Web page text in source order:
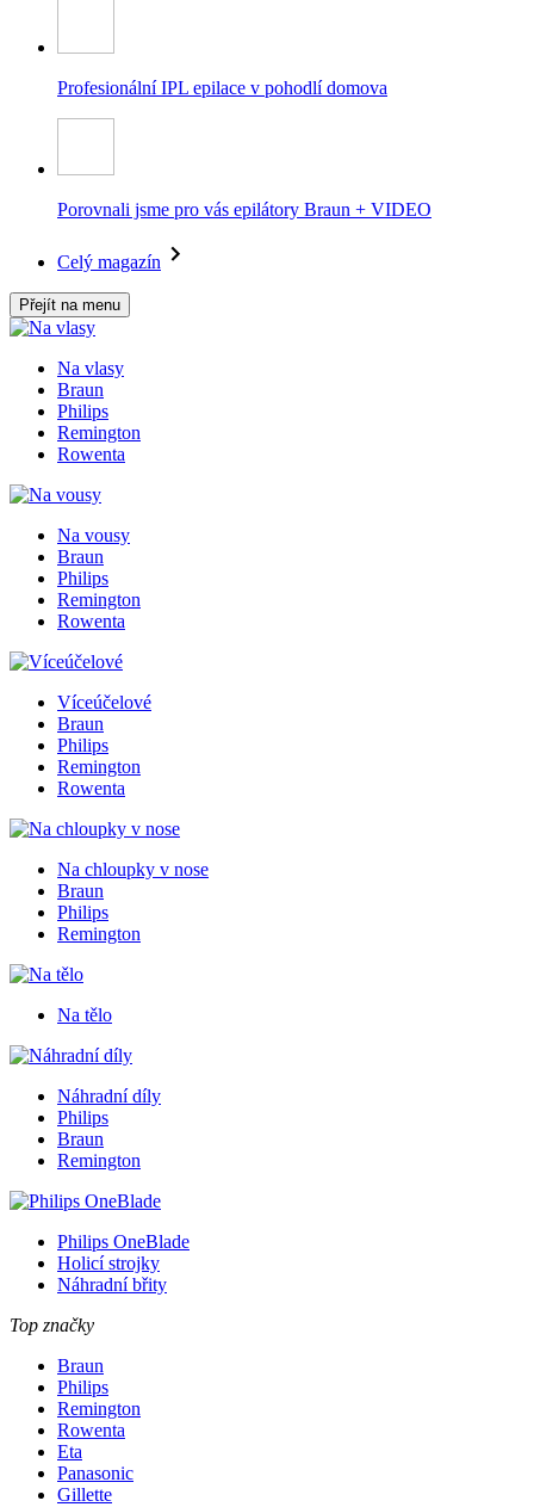
Profesionální IPL epilace v pohodlí domova
Porovnali jsme pro vás epilátory Braun + VIDEO
Celý magazín
Přejít na menu
Na vlasy
Braun
Philips
Remington
Rowenta
Na vousy
Braun
Philips
Remington
Rowenta
Víceúčelové
Braun
Philips
Remington
Rowenta
Na chloupky v nose
Braun
Philips
Remington
Na tělo
Náhradní díly
Philips
Braun
Remington
Philips OneBlade
Holicí strojky
Náhradní břity
Top značky
Braun
Philips
Remington
Rowenta
Eta
Panasonic
Gillette